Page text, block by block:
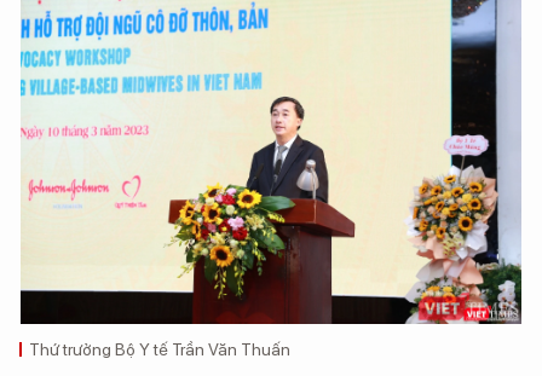
Thứ trưởng Bộ Y tế Trần Văn Thuấn